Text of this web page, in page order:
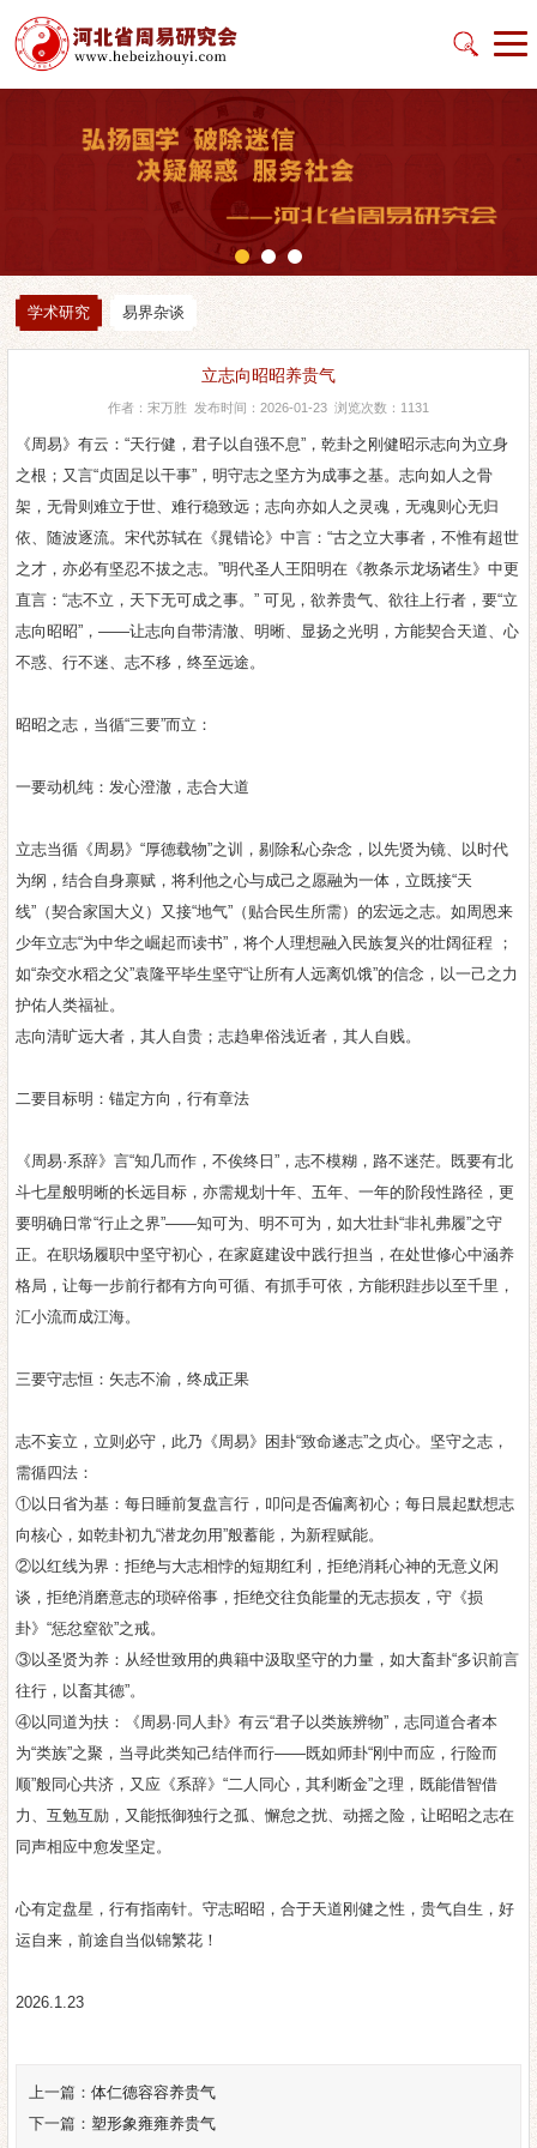
学术研究 易界杂谈
立志向昭昭养贵气
作者：宋万胜 发布时间：2026-01-23 浏览次数：1131
《周易》有云：“天行健，君子以自强不息”，乾卦之刚健昭示志向为立身
之根；又言“贞固足以干事”，明守志之坚方为成事之基。志向如人之骨
架，无骨则难立于世、难行稳致远；志向亦如人之灵魂，无魂则心无归
依、随波逐流。宋代苏轼在《晁错论》中言：“古之立大事者，不惟有超世
之才，亦必有坚忍不拔之志。”明代圣人王阳明在《教条示龙场诸生》中更
直言：“志不立，天下无可成之事。” 可见，欲养贵气、欲往上行者，要“立
志向昭昭”，——让志向自带清澈、明晰、显扬之光明，方能契合天道、心
不惑、行不迷、志不移，终至远途。
昭昭之志，当循“三要”而立：
一要动机纯：发心澄澈，志合大道
立志当循《周易》“厚德载物”之训，剔除私心杂念，以先贤为镜、以时代
为纲，结合自身禀赋，将利他之心与成己之愿融为一体，立既接“天
线”（契合家国大义）又接“地气”（贴合民生所需）的宏远之志。如周恩来
少年立志“为中华之崛起而读书”，将个人理想融入民族复兴的壮阔征程 ；
如“杂交水稻之父”袁隆平毕生坚守“让所有人远离饥饿”的信念，以一己之力
护佑人类福祉。
志向清旷远大者，其人自贵；志趋卑俗浅近者，其人自贱。
二要目标明：锚定方向，行有章法
《周易·系辞》言“知几而作，不俟终日”，志不模糊，路不迷茫。既要有北
斗七星般明晰的长远目标，亦需规划十年、五年、一年的阶段性路径，更
要明确日常“行止之界”——知可为、明不可为，如大壮卦“非礼弗履”之守
正。在职场履职中坚守初心，在家庭建设中践行担当，在处世修心中涵养
格局，让每一步前行都有方向可循、有抓手可依，方能积跬步以至千里，
汇小流而成江海。
三要守志恒：矢志不渝，终成正果
志不妄立，立则必守，此乃《周易》困卦“致命遂志”之贞心。坚守之志，
需循四法：
①以日省为基：每日睡前复盘言行，叩问是否偏离初心；每日晨起默想志
向核心，如乾卦初九“潜龙勿用”般蓄能，为新程赋能。
②以红线为界：拒绝与大志相悖的短期红利，拒绝消耗心神的无意义闲
谈，拒绝消磨意志的琐碎俗事，拒绝交往负能量的无志损友，守《损
卦》“惩忿窒欲”之戒。
③以圣贤为养：从经世致用的典籍中汲取坚守的力量，如大畜卦“多识前言
往行，以畜其德”。
④以同道为扶：《周易·同人卦》有云“君子以类族辨物”，志同道合者本
为“类族”之聚，当寻此类知己结伴而行——既如师卦“刚中而应，行险而
顺”般同心共济，又应《系辞》“二人同心，其利断金”之理，既能借智借
力、互勉互励，又能抵御独行之孤、懈怠之扰、动摇之险，让昭昭之志在
同声相应中愈发坚定。
心有定盘星，行有指南针。守志昭昭，合于天道刚健之性，贵气自生，好
运自来，前途自当似锦繁花！
2026.1.23
上一篇：体仁德容容养贵气
下一篇：塑形象雍雍养贵气